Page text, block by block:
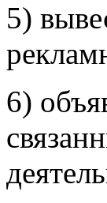
5)
6)